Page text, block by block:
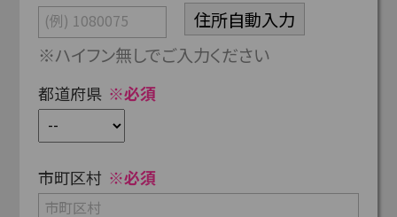
※ハイフン無しでご入力ください
都道府県 ※必須
市町区村 ※必須